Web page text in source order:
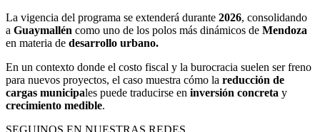
La vigencia del programa se extenderá durante 2026, consolidando
a Guaymallén como uno de los polos más dinámicos de Mendoza
en materia de desarrollo urbano.
En un contexto donde el costo fiscal y la burocracia suelen ser freno
para nuevos proyectos, el caso muestra cómo la reducción de
cargas municipales puede traducirse en inversión concreta y
crecimiento medible.
SEGUINOS EN NUESTRAS REDES